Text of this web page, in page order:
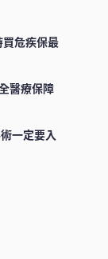
危疾保最
醫療保障
一定要入